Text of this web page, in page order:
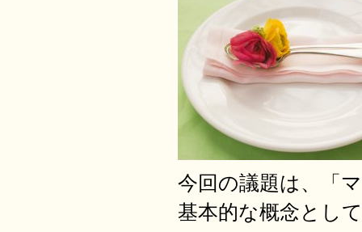
今回の議題は、「
基本的な概念とし